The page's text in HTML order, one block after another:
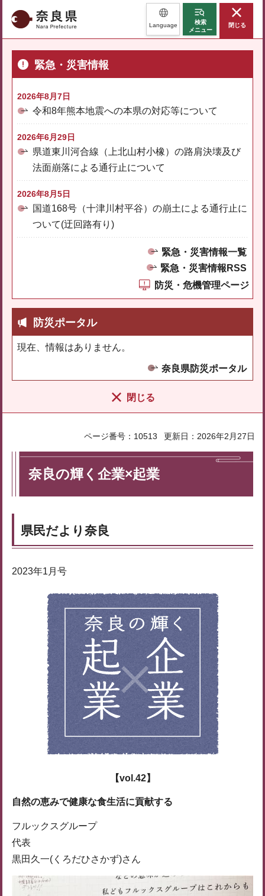
奈良県 Language
検索
メニュー
閉じる
緊急・災害情報
2026年8月7日
令和8年熊本地震への本県の対応等について
2026年6月29日
県道東川河合線（上北山村小橡）の路肩決壊及び
法面崩落による通行止について
2026年8月5日
国道168号（十津川村平谷）の崩土による通行止に
ついて(迂回路有り)
緊急・災害情報一覧
緊急・災害情報RSS
防災・危機管理ページ
防災ポータル
現在、情報はありません。
奈良県防災ポータル
閉じる
ページ番号：10513 更新日：2026年2月27日
奈良の輝く企業×起業
県民だより奈良
2023年1月号
【vol.42】
自然の恵みで健康な食生活に貢献する
フルックスグループ
代表
黒田久一(くろだひさかず)さん